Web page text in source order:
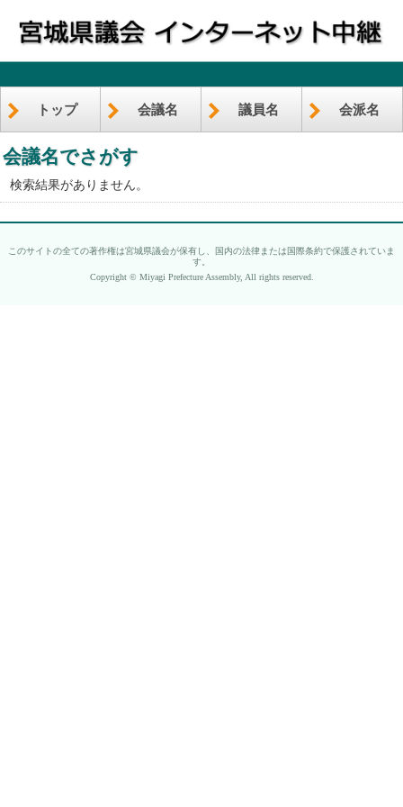
トップ 会議名 議員名 会派名
会議名でさがす
検索結果がありません。
このサイトの全ての著作権は宮城県議会が保有し、国内の法律または国際条約で保護されていま
す。
Copyright © Miyagi Prefecture Assembly, All rights reserved.